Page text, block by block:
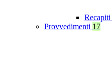
Provvedimenti 17